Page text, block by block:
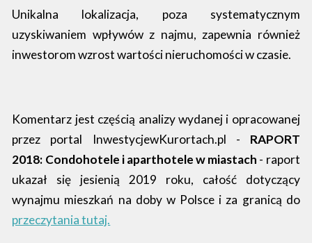
Unikalna lokalizacja, poza systematycznym
uzyskiwaniem wpływów z najmu, zapewnia również
inwestorom wzrost wartości nieruchomości w czasie.
Komentarz jest częścią analizy wydanej i opracowanej
przez portal InwestycjewKurortach.pl - RAPORT
2018: Condohotele i aparthotele w miastach - raport
ukazał się jesienią 2019 roku, całość dotyczący
wynajmu mieszkań na doby w Polsce i za granicą do
przeczytania tutaj.